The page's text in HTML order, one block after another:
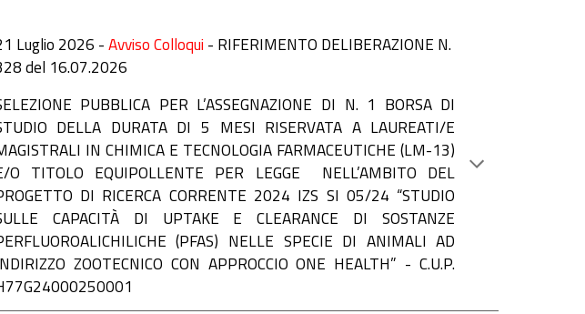
Luglio 2026 -Avviso Colloqui - RIFERIMENTO DELIBERAZIONE N.
28del 16.07.2026
PUBBLICA PER L’ASSEGNAZIONE DI N. 1 BORSA DI
DELLA DURATA DI 5 MESI RISERVATA A LAUREATI/E
IN CHIMICA E TECNOLOGIA FARMACEUTICHE (LM-13)
O TITOLO EQUIPOLLENTE PER LEGGE NELL’AMBITO DEL
DI RICERCA CORRENTE 2024 IZS SI 05/24 “STUDIO
CAPACITÀ DI UPTAKE E CLEARANCE DI SOSTANZE
(PFAS) NELLE SPECIE DI ANIMALI AD
ZOOTECNICO CON APPROCCIO ONE HEALTH” - C.U.P.